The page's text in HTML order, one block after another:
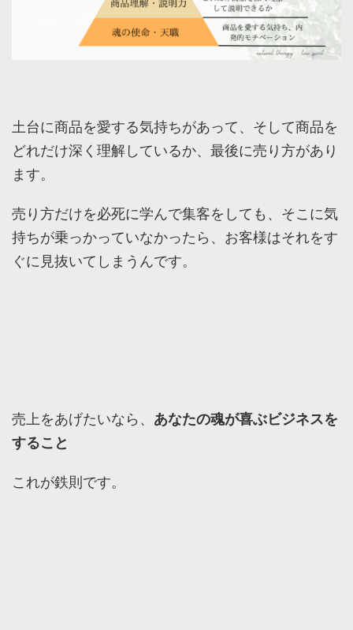
土台に商品を愛する気持ちがあって、そして商品を
どれだけ深く理解しているか、最後に売り方があり
ます。
売り方だけを必死に学んで集客をしても、そこに気
持ちが乗っかっていなかったら、お客様はそれをす
ぐに見抜いてしまうんです。
売上をあげたいなら、 あなたの魂が喜ぶビジネスを
すること
これが鉄則です。